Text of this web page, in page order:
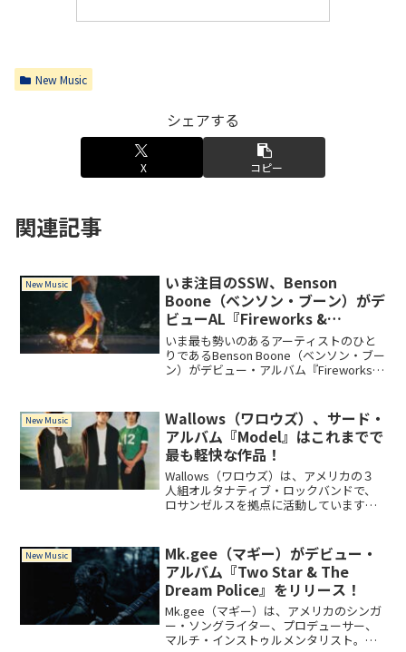
New Music
シェアする
X コピー
関連記事
New Music
いま注目のSSW、Benson
Boone（ベンソン・ブーン）がデ
ビューAL『Fireworks &
Rollerblades』を4月5日にリリ
ース！
いま最も勢いのあるアーティストのひと
りであるBenson Boone（ベンソン・ブー
ン）がデビュー・アルバム『Fireworks &
Town」、ピアノ主体の痛快な「Slow It
Down」を含む全15曲を収録。
New Music
Wallows（ワロウズ）、サード・
アルバム『Model』はこれまでで
最も軽快な作品！
Wallows（ワロウズ）は、アメリカの３
人組オルタナティブ・ロックバンドで、
ロサンゼルスを拠点に活動しています。
『Model』には「Calling After Me」「A
Warning」を含む全12曲を。
New Music
Mk.gee（マギー）がデビュー・
アルバム『Two Star & The
Dream Police』をリリース！
Mk.gee（マギー）は、アメリカのシンガ
ー・ソングライター、プロデューサー、
マルチ・インストゥルメンタリスト。デ